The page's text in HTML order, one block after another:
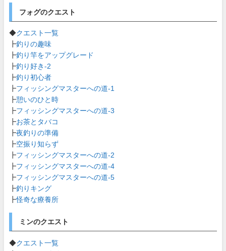
フォグのクエスト
◆クエスト一覧
┣釣りの趣味
┣釣り竿をアップグレード
┣釣り好き-2
┣釣り初心者
┣フィッシングマスターへの道-1
┣憩いのひと時
┣フィッシングマスターへの道-3
┣お茶とタバコ
┣夜釣りの準備
┣空振り知らず
┣フィッシングマスターへの道-2
┣フィッシングマスターへの道-4
┣フィッシングマスターへの道-5
┣釣りキング
┣怪奇な療養所
ミンのクエスト
◆クエスト一覧